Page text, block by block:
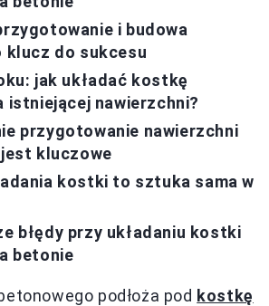
i budowa
klucz do sukcesu
jak układać kostkę
istniejącej nawierzchni?
przygotowanie nawierzchni
kluczowe
kostki to sztuka sama w
błędy przy układaniu kostki
betonie
podłoża pod kostkę